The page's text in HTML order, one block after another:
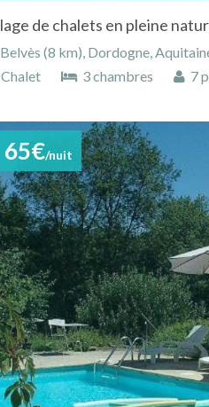
Belvès (8 km), Dordogne,
Chalet
3 chambres 7
65€/nuit